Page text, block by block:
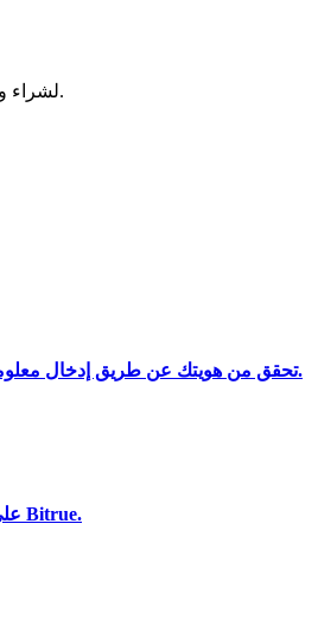
تحليل البيانات الضخمة بما في ذلك المعلومات التجارية، وما إلى ذلك.
لشراء وبيع العملات المشفرة في أكثر بورصة آمنة.
تحقق من هويتك عن طريق إدخال معلوماتك الشخصية وتحميل بطاقة هوية صالحة تحتوي على صورة.
استخدم مجموعة متنوعة من خيارات الدفع لشراء Katana على Bitrue.